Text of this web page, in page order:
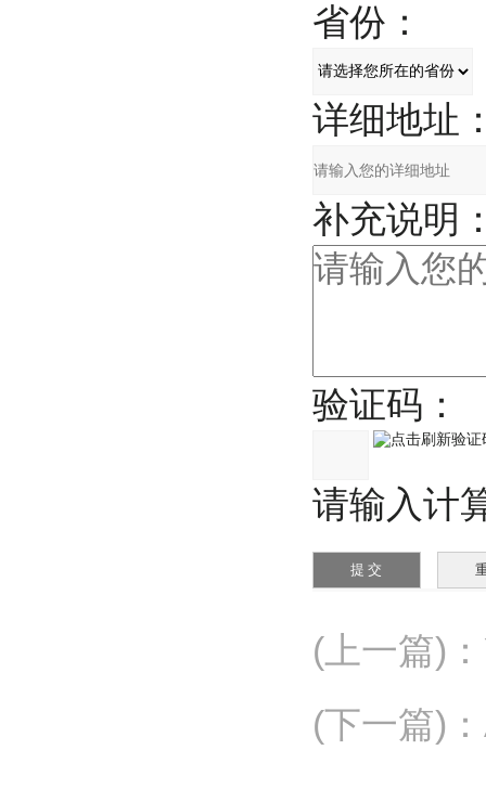
省份：
详细地址
补充说明
验证码：
请输入计算
(上一篇) ：
(下一篇) ：